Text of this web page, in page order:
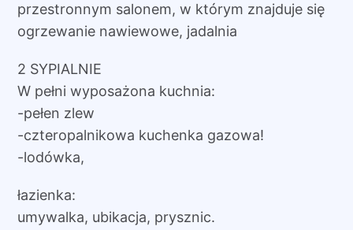
przestronnym salonem, w którym znajduje się
ogrzewanie nawiewowe, jadalnia
2 SYPIALNIE
W pełni wyposażona kuchnia:
-pełen zlew
-czteropalnikowa kuchenka gazowa!
-lodówka,
łazienka:
umywalka, ubikacja, prysznic.